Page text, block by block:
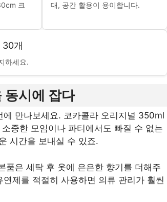
크
대, 공간 활용이 용이합니다.
30개
하세요.
동시에 잡다
만나보세요. 코카콜라 오리지널 350ml
중한 모임이나 파티에서도 빠질 수 없는
시간을 보내실 수 있죠.
품은 세탁 후 옷에 은은한 향기를 더해주
제를 적절히 사용하면 의류 관리가 훨씬